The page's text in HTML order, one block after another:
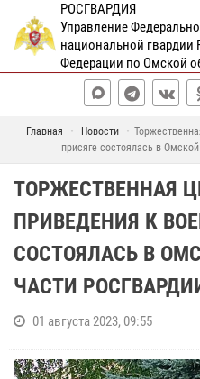
РОСГВАРДИЯ
Управление
национальной гвардии
Федерации по Омской
Главная Новости
присяге состоялась в
ТОРЖЕСТВЕННАЯ
ПРИВЕДЕНИЯ К
СОСТОЯЛАСЬ В
ЧАСТИ
01 августа 2023, 09:55